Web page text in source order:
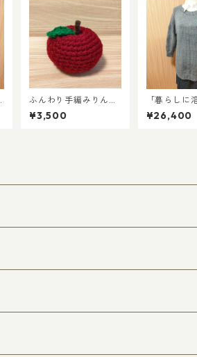
ふんわり手編みりんご
～洗えるインテリア雑
貨～《茉ごころシンボ
¥3,500
「暮らしに
やさしいあ
チャコール
¥26,400